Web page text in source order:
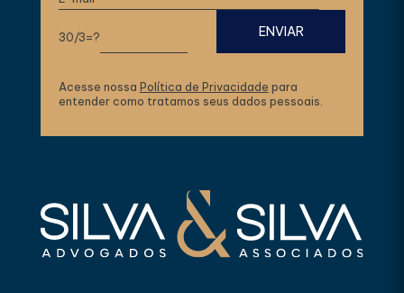
30/3=?
Acesse nossa Política de Privacidade para
entender como tratamos seus dados pessoais.